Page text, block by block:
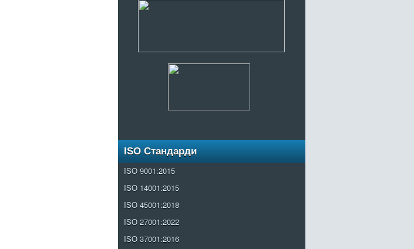
ISO Стандарди
ISO 9001:2015
ISO 14001:2015
ISO 45001:2018
ISO 27001:2022
ISO 37001:2016